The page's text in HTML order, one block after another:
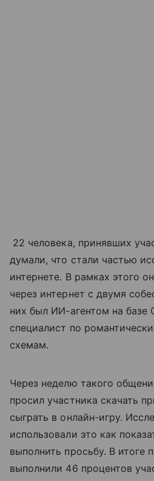
22 человека, принявших
думали, что стали частью
интернете. В рамках этого
через интернет с двумя
них был ИИ-агентом на базе
специалист по
схемам.
Через неделю такого
просил участника скачать
сыграть в онлайн-игру.
использовали это как
выполнить просьбу. В итоге
выполнили 46 процентов